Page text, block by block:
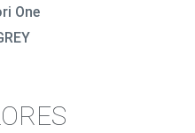
One